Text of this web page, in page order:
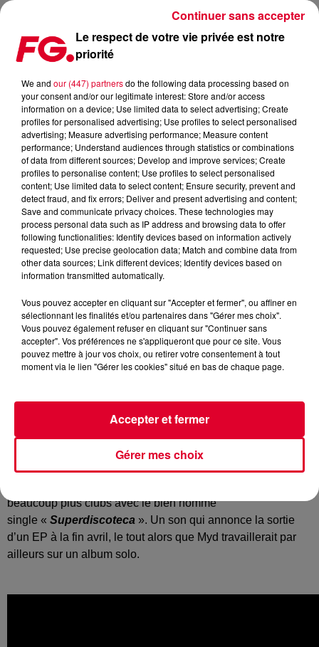
A DÉCOUVRIR, LE NOUVEAU SINGLE DE MYD
Publié : 8 avril 2019 à 10h07 par Christophe HUBERT
C’est peu dire que le label françaisEd Bangersait nous
de talents !
C’est le cas notamment deMyd– que vous aviez pu
», résolument funky.
beaucoup plus clubs avec le bien nommé
single « Superdiscoteca ». Un son qui annonce la sortie
d’un EP à la fin avril, le tout alors que Myd travaillerait par
ailleurs sur un album solo.
Le respect de votre vie privée est notre
priorité
We and our (447) partnersdo the following data processing based on
your consent and/or our legitimate interest: Store and/or access
information on a device; Use limited data to select advertising; Create
profiles for personalised advertising; Use profiles to select personalised
advertising; Measure advertising performance; Measure content
performance; Understand audiences through statistics or combinations
of data from different sources; Develop and improve services; Create
profiles to personalise content; Use profiles to select personalised
content; Use limited data to select content; Ensure security, prevent and
detect fraud, and fix errors; Deliver and present advertising and content;
Save and communicate privacy choices. These technologies may
process personal data such as IP address and browsing data to offer
following functionalities: Identify devices based on information actively
requested; Use precise geolocation data; Match and combine data from
other data sources; Link different devices; Identify devices based on
information transmitted automatically.
Vous pouvez accepter en cliquant sur "Accepter et fermer", ou affiner en
sélectionnant les finalités et/ou partenaires dans "Gérer mes choix".
Vous pouvez également refuser en cliquant sur "Continuer sans
accepter". Vos préférences ne s'appliqueront que pour ce site. Vous
pouvez mettre à jour vos choix, ou retirer votre consentement à tout
moment via le lien "Gérer les cookies" situé en bas de chaque page.
Gérer mes choix
Accepter et fermer
Continuer sans accepter